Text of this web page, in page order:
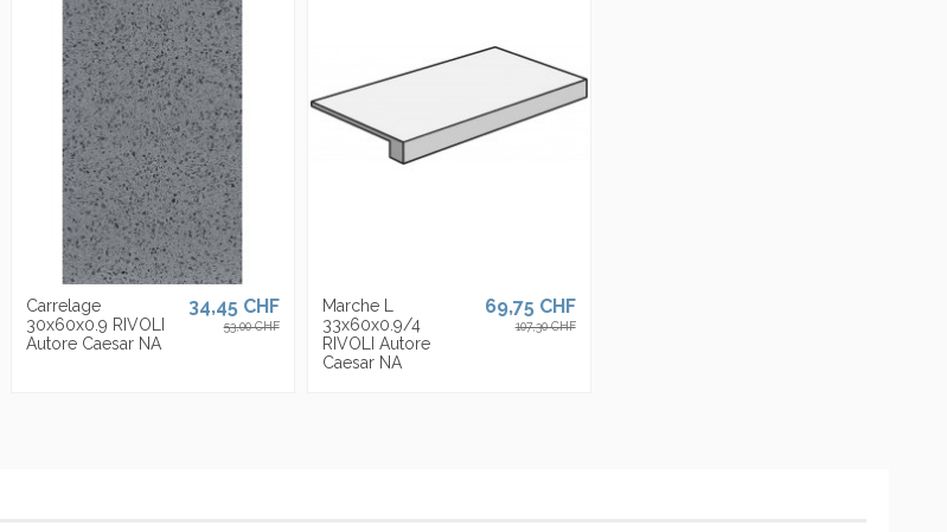
Marque
et est présente avec ses propres sièges en Italie, aux USA et au Royaume Uni en offrant une gamme de produits de
en 23 formats et de nombreuses finitions de surface pensés pour les styles de vie et les goûts architecturaux les plus
Carrelage
30x60x0.9 RIVOLI
Autore Caesar NA
34,45 CHF
53,00 CHF
Marche L
33x60x0.9/4
RIVOLI Autore
Caesar NA
69,75 CHF
107,30 CHF